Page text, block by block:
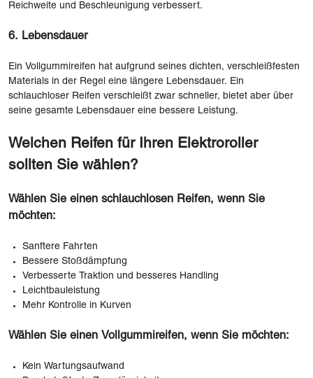
Reichweite und Beschleunigung verbessert.
6. Lebensdauer
Ein Vollgummireifen hat aufgrund seines dichten, verschleißfesten
Materials in der Regel eine längere Lebensdauer. Ein
schlauchloser Reifen verschleißt zwar schneller, bietet aber über
seine gesamte Lebensdauer eine bessere Leistung.
Welchen Reifen für Ihren Elektroroller
sollten Sie wählen?
Wählen Sie einen schlauchlosen Reifen, wenn Sie
möchten:
Sanftere Fahrten
Bessere Stoßdämpfung
Verbesserte Traktion und besseres Handling
Leichtbauleistung
Mehr Kontrolle in Kurven
Wählen Sie einen Vollgummireifen, wenn Sie möchten:
Kein Wartungsaufwand